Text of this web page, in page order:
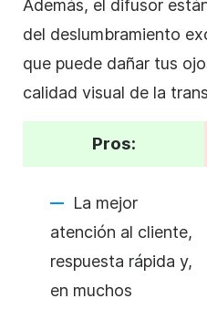
Además, el difusor
del deslumbramiento
que puede dañar tus
calidad visual de la
Pros:
La mejor
atención al cliente,
respuesta rápida y,
en muchos